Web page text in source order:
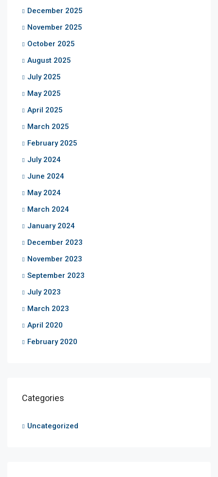
December 2025
November 2025
October 2025
August 2025
July 2025
May 2025
April 2025
March 2025
February 2025
July 2024
June 2024
May 2024
March 2024
January 2024
December 2023
November 2023
September 2023
July 2023
March 2023
April 2020
February 2020
Categories
Uncategorized